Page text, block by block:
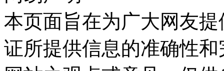
本页面旨在为广大网友
证所提供信息的准确性